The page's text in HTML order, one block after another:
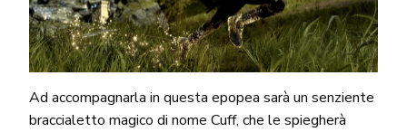
Ad accompagnarla in questa epopea sarà un senziente
braccialetto magico di nome Cuff, che le spiegherà